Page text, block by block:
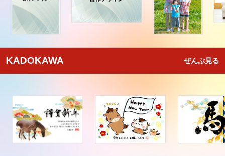
KADOKAWA ぜんぶ見る